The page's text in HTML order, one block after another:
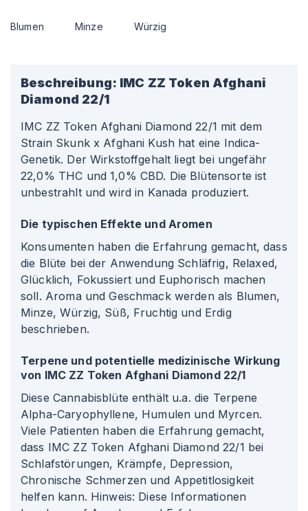
Blumen Minze Würzig
Beschreibung: IMC ZZ Token Afghani
Diamond 22/1
IMC ZZ Token Afghani Diamond 22/1 mit dem
Strain Skunk x Afghani Kush hat eine Indica-
Genetik. Der Wirkstoffgehalt liegt bei ungefähr
22,0% THC und 1,0% CBD. Die Blütensorte ist
unbestrahlt und wird in Kanada produziert.
Die typischen Effekte und Aromen
Konsumenten haben die Erfahrung gemacht, dass
die Blüte bei der Anwendung Schläfrig, Relaxed,
Glücklich, Fokussiert und Euphorisch machen
soll. Aroma und Geschmack werden als Blumen,
Minze, Würzig, Süß, Fruchtig und Erdig
beschrieben.
Terpene und potentielle medizinische Wirkung
von IMC ZZ Token Afghani Diamond 22/1
Diese Cannabisblüte enthält u.a. die Terpene
Alpha-Caryophyllene, Humulen und Myrcen.
Viele Patienten haben die Erfahrung gemacht,
dass IMC ZZ Token Afghani Diamond 22/1 bei
Schlafstörungen, Krämpfe, Depression,
Chronische Schmerzen und Appetitlosigkeit
helfen kann. Hinweis: Diese Informationen